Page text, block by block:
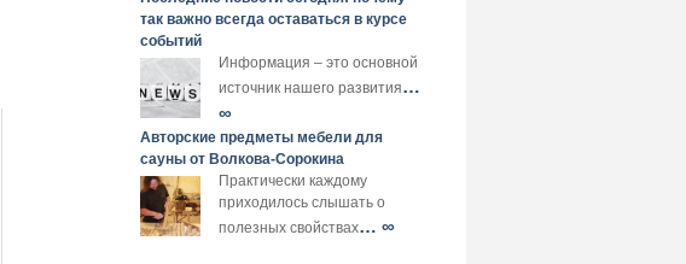
так важно всегда оставаться в курсе
событий
Информация – это основной
источник нашего развития…
∞
Авторские предметы мебели для
сауны от Волкова-Сорокина
Практически каждому
приходилось слышать о
полезных свойствах… ∞